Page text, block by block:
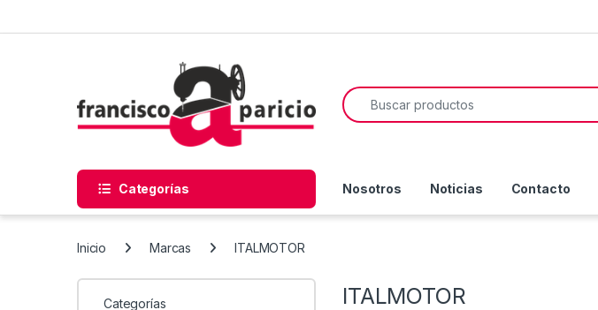
Search for:
Categorías Nosotros Noticias Contacto
Inicio Marcas ITALMOTOR
ITALMOTOR
Categorías